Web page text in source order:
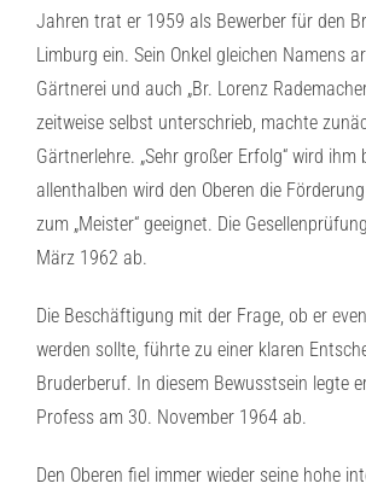
Jahren trat er 1959 als Bewerber für den
Limburg ein. Sein Onkel gleichen Namens
Gärtnerei und auch „Br. Lorenz
zeitweise selbst unterschrieb, machte
Gärtnerlehre. „Sehr großer Erfolg“ wird ihm
allenthalben wird den Oberen die
zum „Meister“ geeignet. Die
März 1962 ab.
Die Beschäftigung mit der Frage, ob er
werden sollte, führte zu einer klaren
Bruderberuf. In diesem Bewusstsein legte
Profess am 30. November 1964 ab.
Den Oberen fiel immer wieder seine hohe